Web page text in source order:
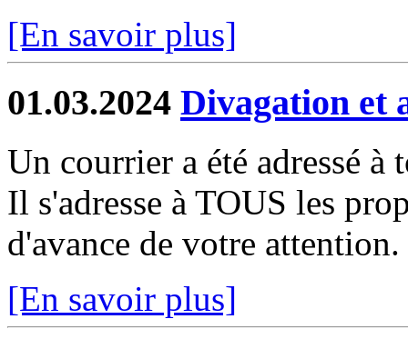
[En savoir plus]
01.03.2024 Divagation et
Un courrier a été adressé
Il s'adresse à TOUS les
d'avance de votre
[En savoir plus]